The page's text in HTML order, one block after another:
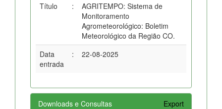
Título :
AGRITEMPO: Sistema de
Monitoramento
Agrometeorológico: Boletim
Meteorológico da Região CO.
Data
entrada
: 22-08-2025
Downloads e Consultas Export